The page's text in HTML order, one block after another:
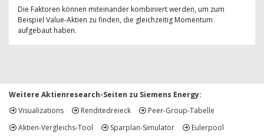
Die Faktoren können miteinander kombiniert werden, um zum
Beispiel Value-Aktien zu finden, die gleichzeitig Momentum
aufgebaut haben.
Weitere Aktienresearch-Seiten zu Siemens Energy:
Visualizations
Renditedreieck
Peer-Group-Tabelle
Aktien-Vergleichs-Tool
Sparplan-Simulator
Eulerpool